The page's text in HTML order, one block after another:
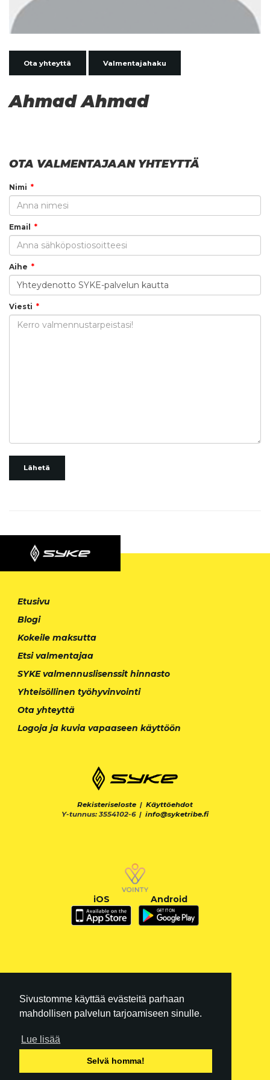
Sivustomme käyttää evästeitä parhaan
mahdollisen palvelun tarjoamiseen sinulle.
Lue lisää
Selvä homma!
Ota yhteyttä Valmentajahaku
Ahmad Ahmad
OTA VALMENTAJAAN YHTEYTTÄ
Nimi
Email
Aihe
Viesti
Lähetä
Etusivu
Blogi
Kokeile maksutta
Etsi valmentajaa
SYKE valmennuslisenssit hinnasto
Yhteisöllinen työhyvinvointi
Ota yhteyttä
Logoja ja kuvia vapaaseen käyttöön
Rekisteriseloste | Käyttöehdot
Y-tunnus: 3554102-6 | info@syketribe.fi
iOS Android